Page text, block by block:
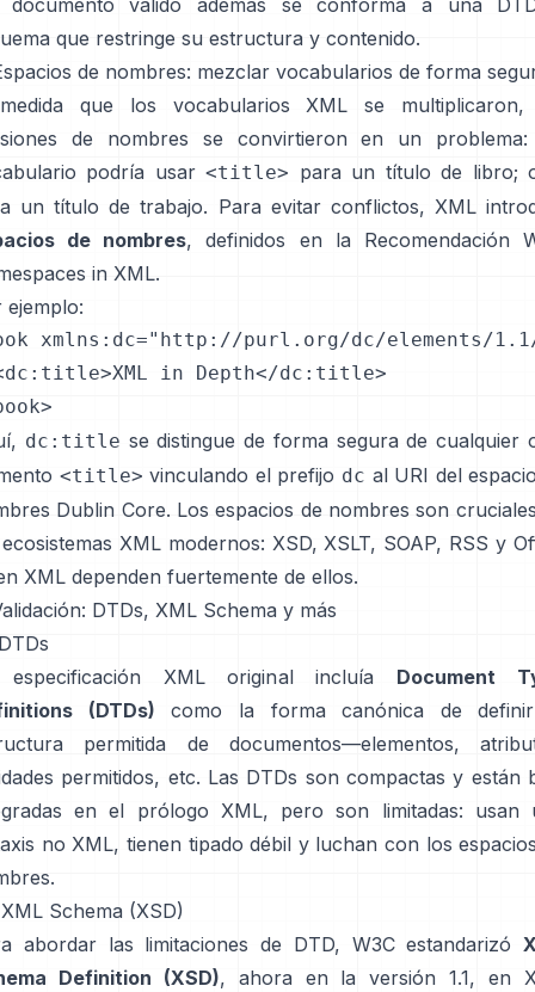
documento válido además se conforma a una
que restringe su estructura y contenido.
de nombres: mezclar vocabularios de forma
que los vocabularios XML se multiplicaron,
de nombres se convirtieron en un
podría usar <title> para un título de libro;
un título de trabajo. Para evitar conflictos, XML
de nombres, definidos en la Recomendación
in XML.
ejemplo:
xmlns:dc="http://purl.org/dc/elements/
in Depth</dc:title>
dc:title se distingue de forma segura de cualquier
<title> vinculando el prefijo dc al URI del
Dublin Core. Los espacios de nombres son
XML modernos: XSD, XSLT, SOAP, RSS y
XML dependen fuertemente de ellos.
DTDs, XML Schema y más
XML original incluía
Document
(DTDs) como la forma canónica de
permitida de documentos—elementos,
permitidos, etc. Las DTDs son compactas y están
en el prólogo XML, pero son limitadas: usan
no XML, tienen tipado débil y luchan con los
Schema (XSD)
abordar las limitaciones de DTD, W3C estandarizó
Definition (XSD), ahora en la versión 1.1, en